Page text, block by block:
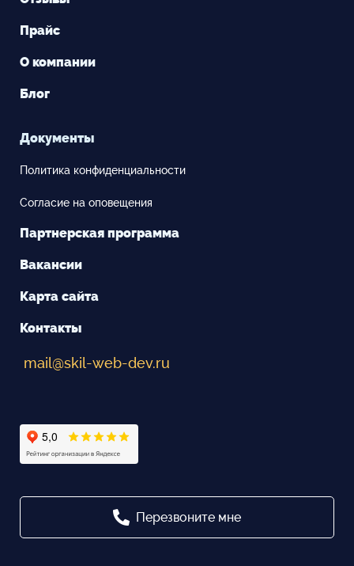
Прайс
О компании
Блог
Документы
Политика конфиденциальности
Согласие на оповещения
Партнерская программа
Вакансии
Карта сайта
Контакты
mail@skil-web-dev.ru
Перезвоните мне